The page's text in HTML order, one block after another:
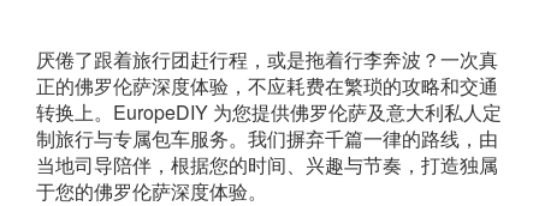
厌倦了跟着旅行团赶行程，或是拖着行李奔波？一次真
正的佛罗伦萨深度体验，不应耗费在繁琐的攻略和交通
转换上。EuropeDIY 为您提供佛罗伦萨及意大利私人定
制旅行与专属包车服务。我们摒弃千篇一律的路线，由
当地司导陪伴，根据您的时间、兴趣与节奏，打造独属
于您的佛罗伦萨深度体验。